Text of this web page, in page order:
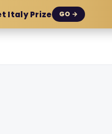
Italy Prize GO →